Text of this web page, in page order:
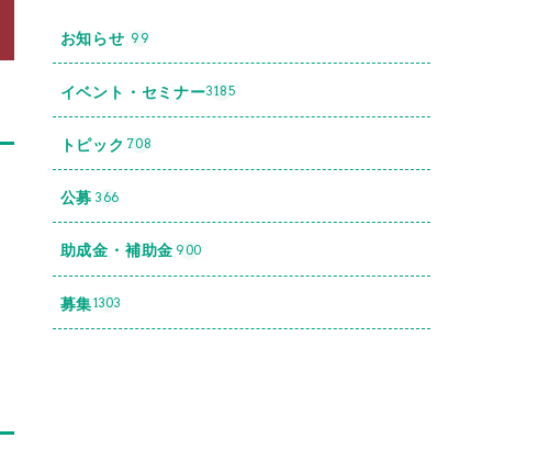
お知らせ 99
イベント・セミナー3185
トピック 708
公募 366
助成金・補助金 900
募集1303